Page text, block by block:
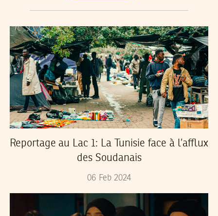
Reportage au Lac 1: La Tunisie face à l’afflux
des Soudanais
06 Feb 2024